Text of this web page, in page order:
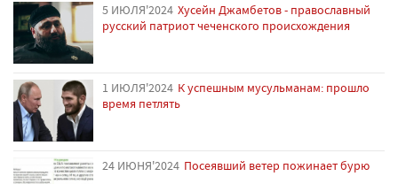
5 ИЮЛЯ'2024 Хусейн Джамбетов - православный
русский патриот чеченского происхождения
1 ИЮЛЯ'2024 К успешным мусульманам: прошло
время петлять
24 ИЮНЯ'2024 Посеявший ветер пожинает бурю